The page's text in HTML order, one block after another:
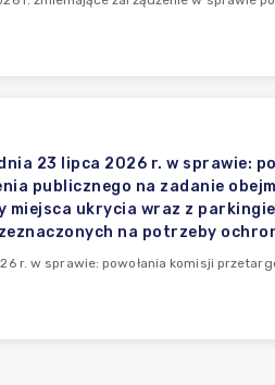
23 lipca 2026 r. w sprawie:
publicznego na zadanie
ukrycia wraz z
na potrzeby
r. w sprawie: powołania komisji